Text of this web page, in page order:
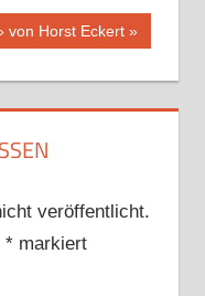
von Horst Eckert
veröffentlicht.
*markiert